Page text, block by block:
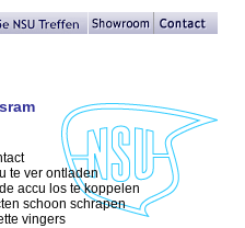
te ver ontladen
accu los te koppelen
schoon schrapen
vingers